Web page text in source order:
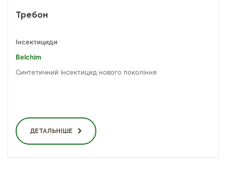
Требон
Інсектициди
Belchim
Синтетичний інсектицид нового покоління
ДЕТАЛЬНІШЕ